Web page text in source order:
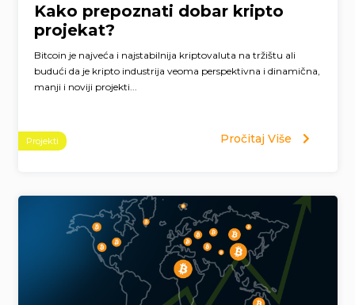
Kako prepoznati dobar kripto
projekat?
Bitcoin je najveća i najstabilnija kriptovaluta na tržištu ali
budući da je kripto industrija veoma perspektivna i dinamična,
manji i noviji projekti...
Projekti Pročitaj Više